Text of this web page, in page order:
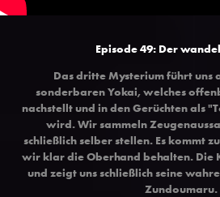
Episode 49: Der
Das dritte Mysterium führt uns
sonderbaren Yokai, welches
nachstellt und in den Gerüchten als
wird. Wir sammeln
schließlich selber stellen. Es kommt
wir klar die Oberhand behalten. Die
und zeigt uns schließlich seine
Zundoumaru.